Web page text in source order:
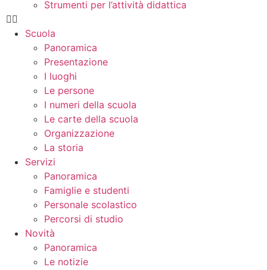
Strumenti per l’attività didattica
Scuola
Panoramica
Presentazione
I luoghi
Le persone
I numeri della scuola
Le carte della scuola
Organizzazione
La storia
Servizi
Panoramica
Famiglie e studenti
Personale scolastico
Percorsi di studio
Novità
Panoramica
Le notizie